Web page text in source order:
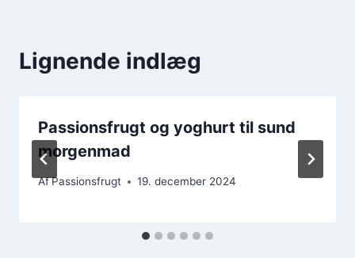
Lignende indlæg
Passionsfrugt og yoghurt til sund
morgenmad
AfPassionsfrugt 19. december 2024